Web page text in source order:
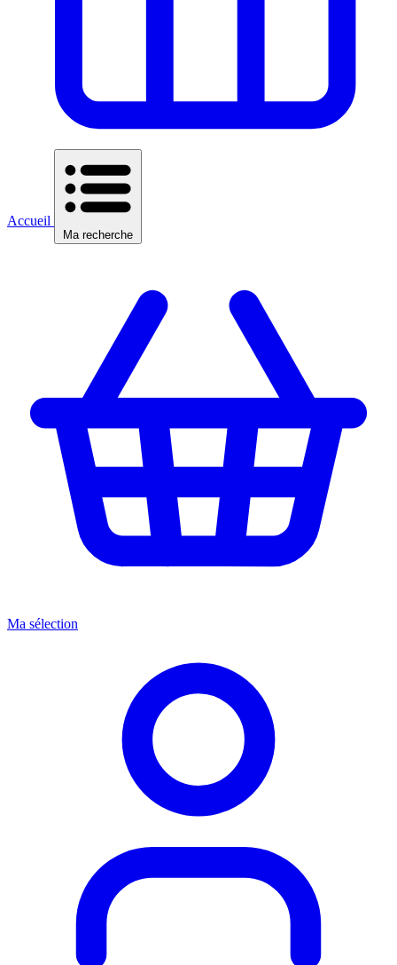
Accueil
Ma recherche
Ma sélection